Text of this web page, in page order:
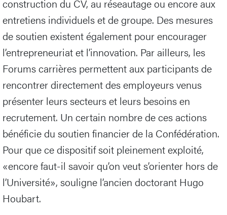
construction du CV, au réseautage ou encore aux
entretiens individuels et de groupe. Des mesures
de soutien existent également pour encourager
l’entrepreneuriat et l’innovation. Par ailleurs, les
Forums carrières permettent aux participants de
rencontrer directement des employeurs venus
présenter leurs secteurs et leurs besoins en
recrutement. Un certain nombre de ces actions
bénéficie du soutien financier de la Confédération.
Pour que ce dispositif soit pleinement exploité,
«encore faut-il savoir qu’on veut s’orienter hors de
l’Université», souligne l’ancien doctorant Hugo
Houbart.